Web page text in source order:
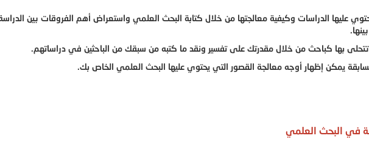
عليها الدراسات وكيفية معالجتها من خلال كتابة البحث العلمي واستعراض أهم الفروقات بين الدراسة
تتحلى بها كباحث من خلال مقدرتك على تفسير ونقد ما كتبه من سبقك من الباحثين في دراساتهم.
يمكن إظهار أوجه معالجة القصور التي يحتوي عليها البحث العلمي الخاص بك.
في البحث العلمي